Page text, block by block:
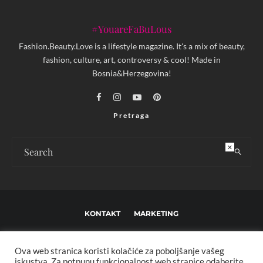
#YouareFaBuLous
Fashion.Beauty.Love is a lifestyle magazine. It's a mix of beauty,
fashion, culture, art, controversy & cool! Made in
Bosnia&Herzegovina!
Pretraga
KONTAKT MARKETING
IMPRESSUM O NAMA
Ova web stranica koristi kolačiće za poboljšanje vašeg
×